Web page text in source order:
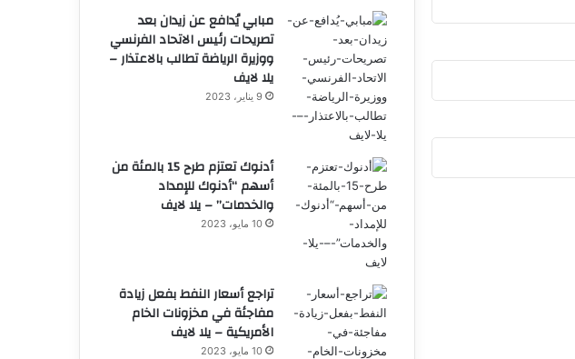
مبابي يُدافع عن زيدان بعد
تصريحات رئيس الاتحاد الفرنسي
ووزيرة الرياضة تطالب بالاعتذار –
يلا لايف
9 يناير، 2023
أدنوك تعتزم طرح 15 بالمئة من
أسهم “أدنوك للإمداد
والخدمات” – يلا لايف
10 مايو، 2023
تراجع أسعار النفط بفعل زيادة
مفاجئة في مخزونات الخام
الأمريكية – يلا لايف
10 مايو، 2023